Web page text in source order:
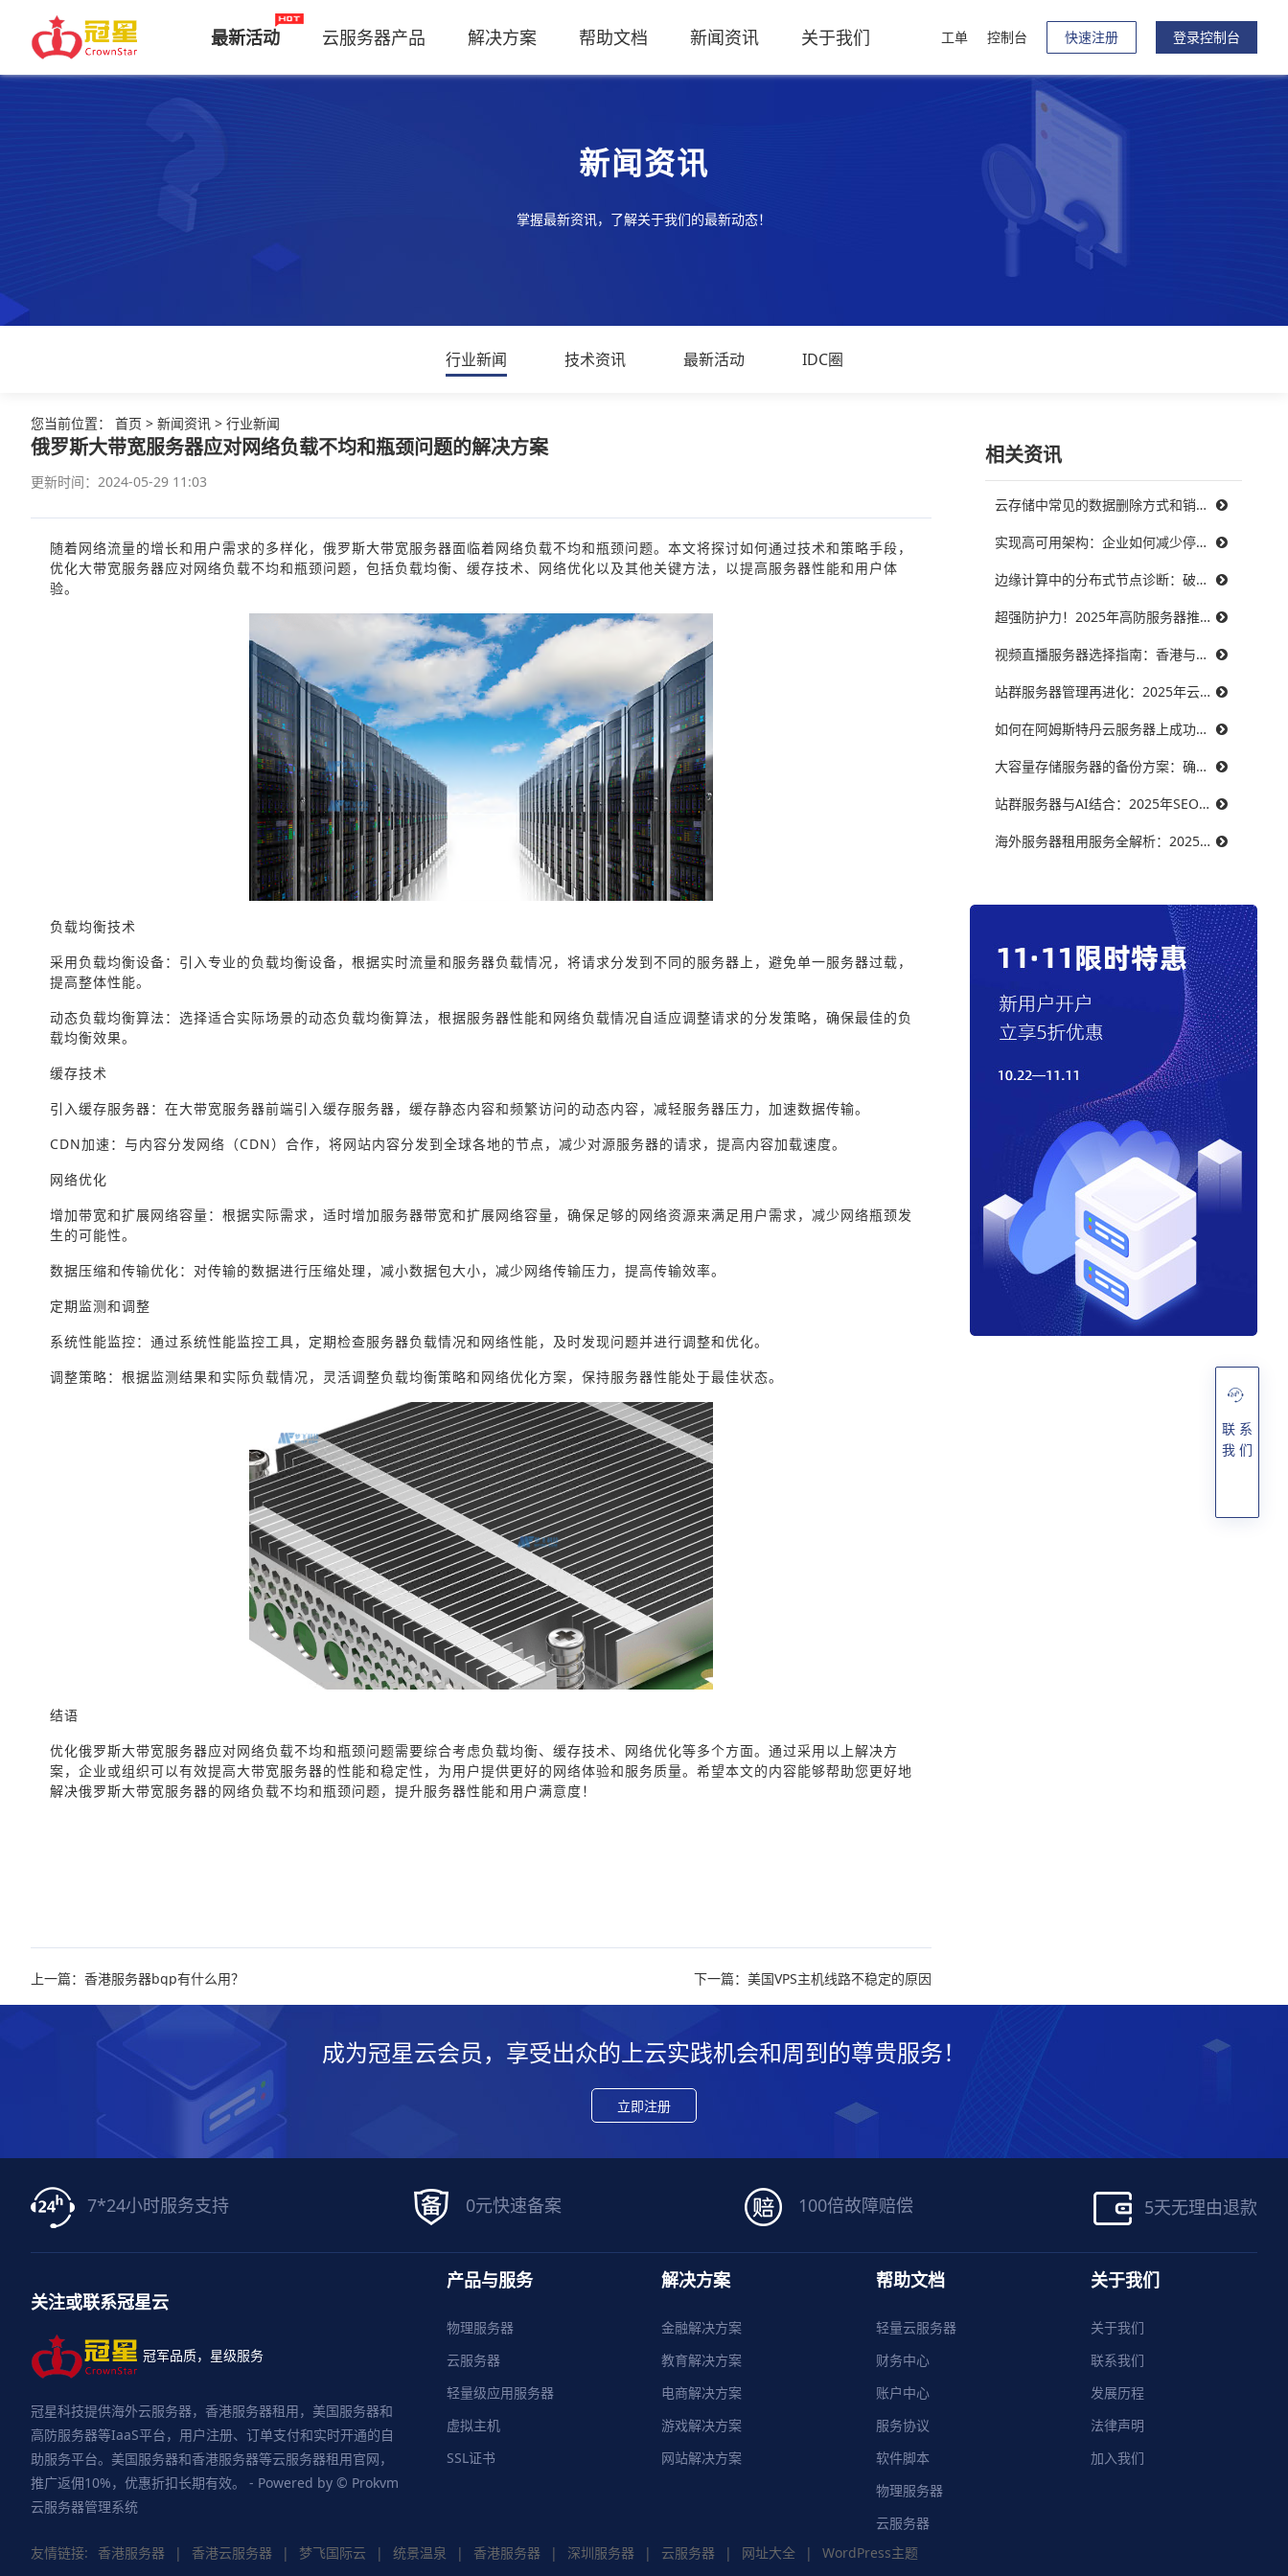
最新活动 云服务器产品 解决方案 帮助文档 新闻资讯 关于我们 工单 控制台 快速注册 登录控制台
新闻资讯
掌握最新资讯，了解关于我们的最新动态！
行业新闻 技术资讯 最新活动 IDC圈
您当前位置： 首页 > 新闻资讯 > 行业新闻
俄罗斯大带宽服务器应对网络负载不均和瓶颈问题的解决方案
更新时间：2024-05-29 11:03
随着网络流量的增长和用户需求的多样化，俄罗斯大带宽服务器面临着网络负载不均和瓶颈问题。本文将探讨如何通过技术和策略手段，
优化大带宽服务器应对网络负载不均和瓶颈问题，包括负载均衡、缓存技术、网络优化以及其他关键方法，以提高服务器性能和用户体
验。
负载均衡技术
采用负载均衡设备：引入专业的负载均衡设备，根据实时流量和服务器负载情况，将请求分发到不同的服务器上，避免单一服务器过载，
提高整体性能。
动态负载均衡算法：选择适合实际场景的动态负载均衡算法，根据服务器性能和网络负载情况自适应调整请求的分发策略，确保最佳的负
载均衡效果。
缓存技术
引入缓存服务器：在大带宽服务器前端引入缓存服务器，缓存静态内容和频繁访问的动态内容，减轻服务器压力，加速数据传输。
CDN加速：与内容分发网络（CDN）合作，将网站内容分发到全球各地的节点，减少对源服务器的请求，提高内容加载速度。
网络优化
增加带宽和扩展网络容量：根据实际需求，适时增加服务器带宽和扩展网络容量，确保足够的网络资源来满足用户需求，减少网络瓶颈发
生的可能性。
数据压缩和传输优化：对传输的数据进行压缩处理，减小数据包大小，减少网络传输压力，提高传输效率。
定期监测和调整
系统性能监控：通过系统性能监控工具，定期检查服务器负载情况和网络性能，及时发现问题并进行调整和优化。
调整策略：根据监测结果和实际负载情况，灵活调整负载均衡策略和网络优化方案，保持服务器性能处于最佳状态。
结语
优化俄罗斯大带宽服务器应对网络负载不均和瓶颈问题需要综合考虑负载均衡、缓存技术、网络优化等多个方面。通过采用以上解决方
案，企业或组织可以有效提高大带宽服务器的性能和稳定性，为用户提供更好的网络体验和服务质量。希望本文的内容能够帮助您更好地
解决俄罗斯大带宽服务器的网络负载不均和瓶颈问题，提升服务器性能和用户满意度！
上一篇：香港服务器bgp有什么用？ 下一篇：美国VPS主机线路不稳定的原因
相关资讯
云存储中常见的数据删除方式和销毁策略
实现高可用架构：企业如何减少停机时间，提升业务连续性
边缘计算中的分布式节点诊断：破解三大难题，提升系统可靠性
超强防护力！2025年高防服务器推荐，保障你的在线服务不受威胁
视频直播服务器选择指南：香港与美国带宽对比，哪个更能满足需求？
站群服务器管理再进化：2025年云技术提升效率的最佳实践
如何在阿姆斯特丹云服务器上成功搭建智能制造系统？
大容量存储服务器的备份方案：确保数据安全无忧
站群服务器与AI结合：2025年SEO优化的未来趋势
海外服务器租用服务全解析：2025年十大优秀提供商推荐
成为冠星云会员，享受出众的上云实践机会和周到的尊贵服务！
立即注册
7*24小时服务支持 0元快速备案 100倍故障赔偿 5天无理由退款
关注或联系冠星云
冠军品质，星级服务
冠星科技提供海外云服务器，香港服务器租用，美国服务器和
高防服务器等IaaS平台，用户注册、订单支付和实时开通的自
助服务平台。美国服务器和香港服务器等云服务器租用官网，
推广返佣10%，优惠折扣长期有效。 - Powered by © Prokvm
云服务器管理系统
产品与服务
物理服务器
云服务器
轻量级应用服务器
虚拟主机
SSL证书
解决方案
金融解决方案
教育解决方案
电商解决方案
游戏解决方案
网站解决方案
帮助文档
轻量云服务器
财务中心
账户中心
服务协议
软件脚本
物理服务器
云服务器
关于我们
关于我们
联系我们
发展历程
法律声明
加入我们
友情链接: 香港服务器 | 香港云服务器 | 梦飞国际云 | 统景温泉 | 香港服务器 | 深圳服务器 | 云服务器 | 网址大全 | WordPress主题
联 系
我 们